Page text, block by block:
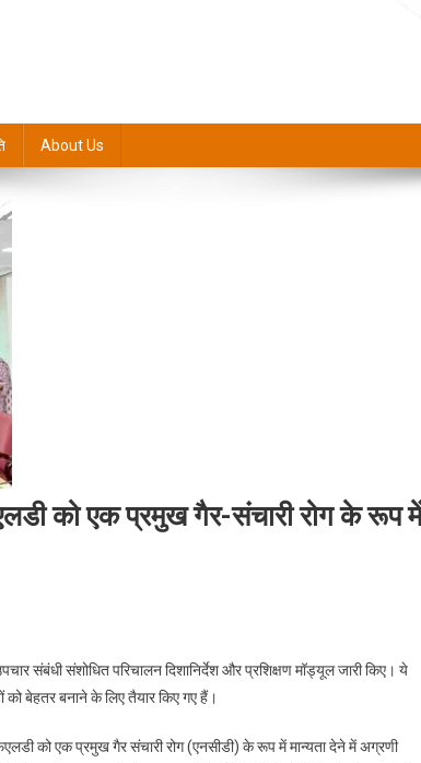
About Us
को एक प्रमुख गैर-संचारी रोग के रूप में
संबंधी संशोधित परिचालन दिशानिर्देश और प्रशिक्षण मॉड्यूल जारी किए। ये
को बेहतर बनाने के लिए तैयार किए गए हैं।
को एक प्रमुख गैर संचारी रोग (एनसीडी) के रूप में मान्यता देने में अग्रणी